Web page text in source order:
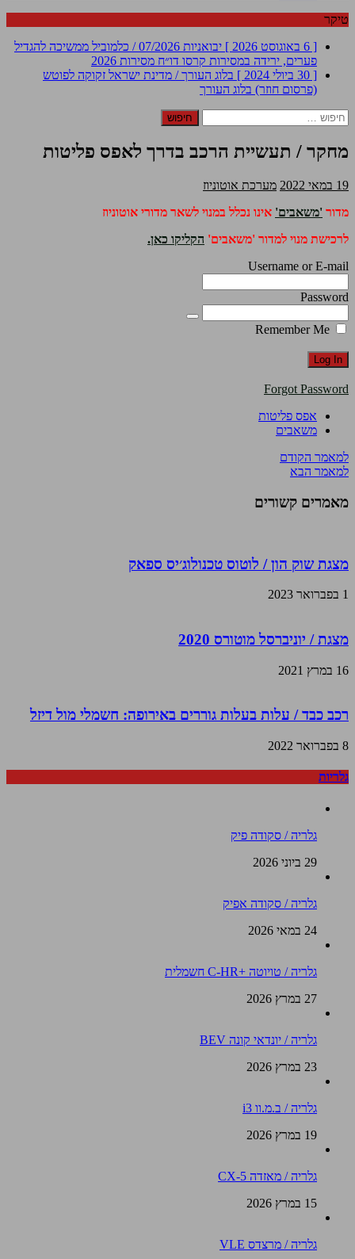
טיקר
[ 6 באוגוסט 2026 ]
יבואניות 07/2026 / כלמוביל ממשיכה להגדיל
פערים, ירידה במסירות קרסו דו״ח מסירות 2026
[ 30 ביולי 2024 ]
בלוג העורך / מדינת ישראל זקוקה לפוטש
(פרסום חוזר) בלוג העורך
חיפוש:
מחקר / תעשיית הרכב בדרך לאפס פליטות
19 במאי 2022
מערכת אוטוניוז
מדור 'משאבים' אינו נכלל במנוי לשאר מדורי אוטוניוז
לרכישת מנוי למדור 'משאבים' הקליקו כאן.
Username or E-mail
Password
Forgot Password
אפס פליטות
משאבים
למאמר הקודם
למאמר הבא
מאמרים קשורים
מצגת שוק הון / לוטוס טכנולוג׳יס ספאק
1 בפברואר 2023
מצגת / יוניברסל מוטורס 2020
16 במרץ 2021
רכב כבד / עלות בעלות גוררים באירופה: חשמלי מול דיזל
8 בפברואר 2022
גלריות
גלריה / סקודה פיק
29 ביוני 2026
גלריה / סקודה אפיק
24 במאי 2026
גלריה / טויוטה +C-HR חשמלית
27 במרץ 2026
גלריה / יונדאי קונה BEV
23 במרץ 2026
גלריה / ב.מ.וו i3
19 במרץ 2026
גלריה / מאזדה CX-5
15 במרץ 2026
גלריה / מרצדס VLE